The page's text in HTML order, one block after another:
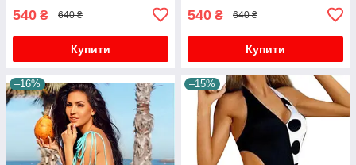
540 ₴ 640 ₴
Купити
540 ₴ 640 ₴
Купити
–16% –15%